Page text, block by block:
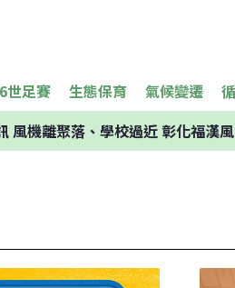
世足賽 生態保育 氣候變遷
風機離聚落、學校過近 彰化福漢